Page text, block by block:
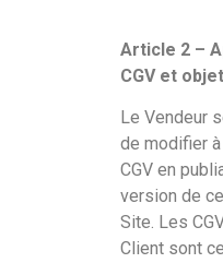
Article 2 –
CGV et
Le Vendeur
de modifier
CGV en
version de
Site. Les
Client sont